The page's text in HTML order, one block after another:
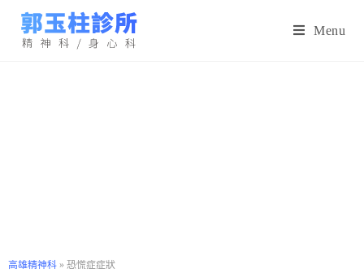
Menu
高雄精神科 » 恐慌症症狀